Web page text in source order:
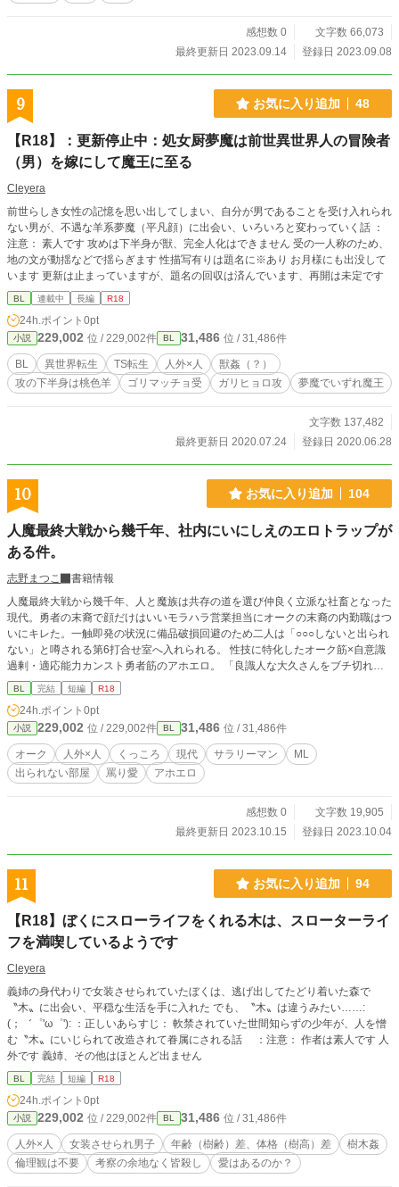
感想数 0
文字数 66,073
最終更新日 2023.09.14
登録日 2023.09.08
9 お気に入り追加 48
【R18】：更新停止中：処女厨夢魔は前世異世界人の冒険者
（男）を嫁にして魔王に至る
Cleyera
前世らしき女性の記憶を思い出してしまい、自分が男であることを受け入れられ
ない男が、不遇な羊系夢魔（平凡顔）に出会い、いろいろと変わっていく話 ：
注意： 素人です 攻めは下半身が獣、完全人化はできません 受の一人称のため、
地の文が動揺などで揺らぎます 性描写有りは題名に※あり お月様にも出没して
います 更新は止まっていますが、題名の回収は済んでいます、再開は未定です
BL 連載中 長編 R18
24h.ポイント 0pt
小説 229,002 位 / 229,002件 BL 31,486 位 / 31,486件
BL 異世界転生 TS転生 人外×人
獣姦（？）
攻の下半身は桃色羊
ゴリマッチョ受 ガリヒョロ攻 夢魔でいずれ魔王
文字数 137,482
最終更新日 2020.07.24
登録日 2020.06.28
10 お気に入り追加 104
人魔最終大戦から幾千年、社内にいにしえのエロトラップが
ある件。
志野まつこ
書籍情報
人魔最終大戦から幾千年、人と魔族は共存の道を選び仲良く立派な社畜となった
現代。勇者の末裔で顔だけはいいモラハラ営業担当にオークの末裔の内勤職はつ
いにキレた。一触即発の状況に備品破損回避のため二人は「○○○しないと出られ
ない」と噂される第6打合せ室へ入れられる。 性技に特化したオーク筋×自意識
過剰・適応能力カンスト勇者筋のアホエロ。 「良識人な大久さんをブチ切れさ
せるなんて優士屋どんだけだよ」なプチクズが耐性スキルで抗いながらもぐちゃ
ドロにされる話が読みたい方向け。全9話の予定です。「社畜になったオークと
勇者。」より改題。
BL 完結 短編 R18
24h.ポイント 0pt
小説 229,002 位 / 229,002件 BL 31,486 位 / 31,486件
オーク 人外×人 くっころ 現代 サラリーマン
ML
出られない部屋
罵り愛 アホエロ
感想数 0
文字数 19,905
最終更新日 2023.10.15
登録日 2023.10.04
11 お気に入り追加 94
【R18】ぼくにスローライフをくれる木は、スローターライ
フを満喫しているようです
Cleyera
義姉の身代わりで女装させられていたぼくは、逃げ出してたどり着いた森で
〝木〟に出会い、平穏な生活を手に入れた でも、〝木〟は違うみたい……:
(；゛゜'ω゜'): ：正しいあらすじ： 軟禁されていた世間知らずの少年が、人を憎
む〝木〟にいじられて改造されて眷属にされる話 ：注意： 作者は素人です 人
外です 義姉、その他はほとんど出ません
BL 完結 短編 R18
24h.ポイント 0pt
小説 229,002 位 / 229,002件 BL 31,486 位 / 31,486件
人外×人 女装させられ男子 年齢（樹齢）差、体格（樹高）差
樹木姦
倫理観は不要
考察の余地なく皆殺し 愛はあるのか？